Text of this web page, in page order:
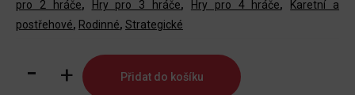
pro 2 hráče, Hry pro 3 hráče, Hry pro 4 hráče, Karetní a
postřehové, Rodinné, Strategické
Krotitelé
živlů
Přidat do košíku